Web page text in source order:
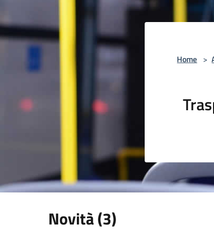
Home >
Novità (3)